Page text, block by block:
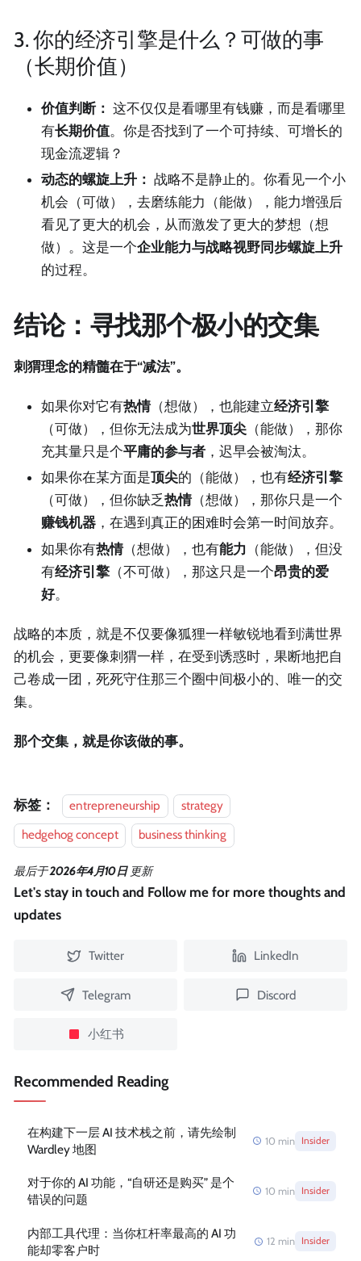
3. 你的经济引擎是什么？可做的事
（长期价值）
价值判断： 这不仅仅是看哪里有钱赚，而是看哪里
有长期价值。你是否找到了一个可持续、可增长的
现金流逻辑？
动态的螺旋上升： 战略不是静止的。你看见一个小
机会（可做），去磨练能力（能做），能力增强后
看见了更大的机会，从而激发了更大的梦想（想
做）。这是一个企业能力与战略视野同步螺旋上升
的过程。
结论：寻找那个极小的交集
刺猬理念的精髓在于“减法”。
如果你对它有热情（想做），也能建立经济引擎
（可做），但你无法成为世界顶尖 （能做），那你
充其量只是个平庸的参与者 ，迟早会被淘汰。
如果你在某方面是顶尖的（能做），也有经济引擎
（可做），但你缺乏热情（想做），那你只是一个
赚钱机器 ，在遇到真正的困难时会第一时间放弃。
如果你有热情（想做），也有能力 （能做），但没
有经济引擎 （不可做），那这只是一个昂贵的爱
好。
战略的本质，就是不仅要像狐狸一样敏锐地看到满世界
的机会，更要像刺猬一样，在受到诱惑时，果断地把自
己卷成一团，死死守住那三个圈中间极小的、唯一的交
集。
那个交集，就是你该做的事。
标签： entrepreneurship
strategy
hedgehog concept
business thinking
最后于2026年4月10日 更新
Let's stay in touch and Follow me for more thoughts and
updates
Twitter LinkedIn
Telegram Discord
小红书
Recommended Reading
在构建下一层 AI 技术栈之前，请先绘制
Wardley 地图
10 min Insider
对于你的 AI 功能，“自研还是购买” 是个
错误的问题
10 min Insider
内部工具代理：当你杠杆率最高的 AI 功
能却零客户时
12 min Insider